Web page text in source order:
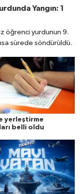
Yangın: 1
öğrenci yurdunun 9.
sürede söndürüldü.
yerleştirme
belli oldu